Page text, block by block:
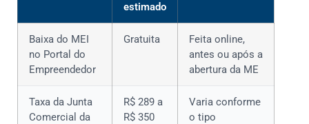
estimado
Baixa do MEI
no Portal do
Empreendedor
Gratuita
Feita online,
antes ou após a
abertura da ME
Taxa da Junta
Comercial da
R$ 289 a
R$ 350
Varia conforme
o tipo